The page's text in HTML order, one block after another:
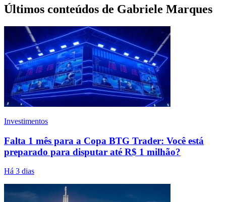
Últimos conteúdos de Gabriele Marques
Investimentos
Falta 1 mês para a Copa BTG Trader: Você está
preparado para disputar até R$ 1 milhão?
Há 3 dias